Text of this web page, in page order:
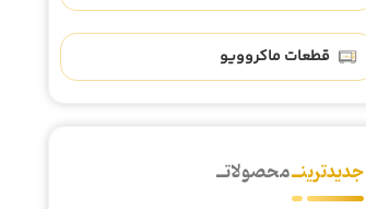
قطعات ماکروویو
جدیدترینــمحصولاتــ